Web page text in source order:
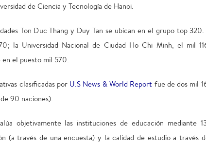
de Ciencia y Tecnología de Hanoi.
Ton Duc Thang y Duy Tan se ubican en el grupo top
la Universidad Nacional de Ciudad Ho Chi Minh, el mil
en el puesto mil 570.
clasificadas por U.S News & World Report fue de dos mil
90 naciones).
objetivamente las instituciones de educación mediante
(a través de una encuesta) y la calidad de estudio a través